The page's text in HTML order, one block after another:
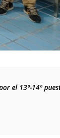
el 13º-14º